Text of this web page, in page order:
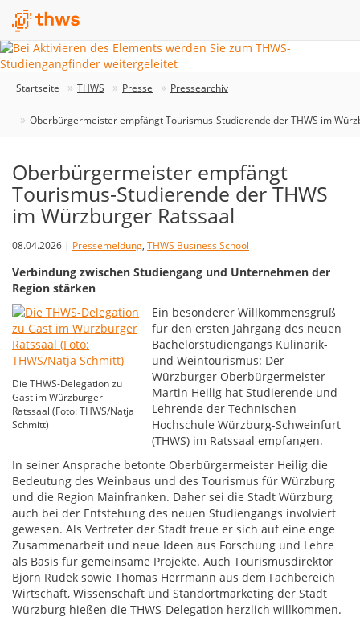
Startseite THWS Presse Pressearchiv
Oberbürgermeister empfängt Tourismus-Studierende der THWS im
Oberbürgermeister empfängt
Tourismus-Studierende der THWS
im Würzburger Ratssaal
08.04.2026 | Pressemeldung, THWS Business School
Verbindung zwischen Studiengang und Unternehmen der
Region stärken
Die THWS-Delegation zu
Gast im Würzburger
Ratssaal (Foto: THWS/Natja
Schmitt)
Ein besonderer Willkommensgruß
für den ersten Jahrgang des neuen
Bachelorstudiengangs Kulinarik-
und Weintourismus: Der
Würzburger Oberbürgermeister
Martin Heilig hat Studierende und
Lehrende der Technischen
Hochschule Würzburg-Schweinfurt
(THWS) im Ratssaal empfangen.
In seiner Ansprache betonte Oberbürgermeister Heilig die
Bedeutung des Weinbaus und des Tourismus für Würzburg
und die Region Mainfranken. Daher sei die Stadt Würzburg
auch bei der Entstehung des neuen Studiengangs involviert
gewesen. Als Vertreter der Stadt freue er sich auf eine enge
Zusammenarbeit und neue Ideen aus Forschung und Lehre
als Basis für gemeinsame Projekte. Auch Tourismusdirektor
Björn Rudek sowie Thomas Herrmann aus dem Fachbereich
Wirtschaft, Wissenschaft und Standortmarketing der Stadt
Würzburg hießen die THWS-Delegation herzlich willkommen.